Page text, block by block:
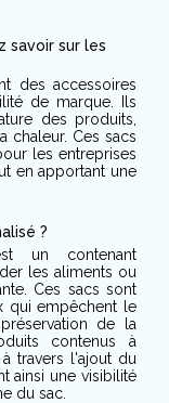
savoir sur les
des accessoires
de marque. Ils
des produits,
chaleur. Ces sacs
les entreprises
en apportant une
?
un contenant
les aliments ou
Ces sacs sont
qui empêchent le
de la
contenus à
à travers l'ajout du
ainsi une visibilité
du sac.